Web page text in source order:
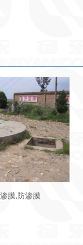
膜,防渗膜